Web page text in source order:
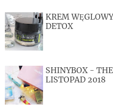
KREM
DETOX
SHINYBOX -
LISTOPAD 2018